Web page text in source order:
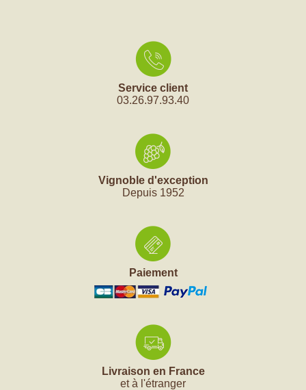
Service client
03.26.97.93.40
Vignoble d'exception
Depuis 1952
Paiement
Livraison en France
et à l'étranger